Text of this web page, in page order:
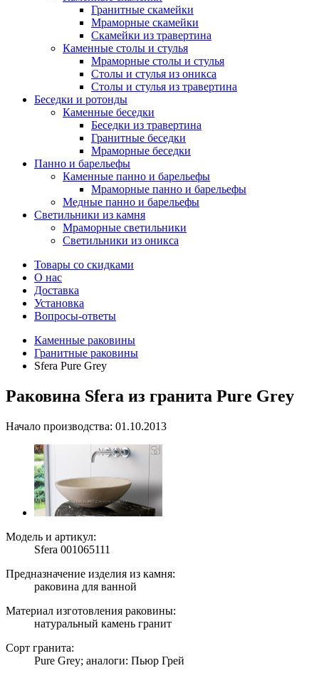
Гранитные скамейки
Мраморные скамейки
Скамейки из травертина
Каменные столы и стулья
Мраморные столы и стулья
Столы и стулья из оникса
Столы и стулья из травертина
Беседки и ротонды
Каменные беседки
Беседки из травертина
Гранитные беседки
Мраморные беседки
Панно и барельефы
Каменные панно и барельефы
Мраморные панно и барельефы
Медные панно и барельефы
Светильники из камня
Мраморные светильники
Светильники из оникса
Товары со скидками
О нас
Доставка
Установка
Вопросы-ответы
Каменные раковины
Гранитные раковины
Sfera Pure Grey
Раковина Sfera из гранита Pure Grey
Начало производства: 01.10.2013
Модель и артикул:
Sfera 001065111
Предназначение изделия из камня:
раковина для ванной
Материал изготовления раковины:
натуральный камень гранит
Сорт гранита:
Pure Grey; аналоги: Пьюр Грей